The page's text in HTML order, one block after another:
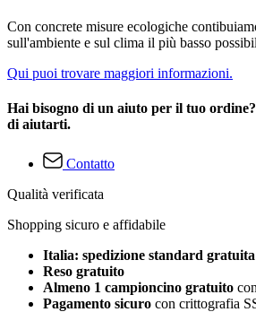
Con concrete misure ecologiche
sull'ambiente e sul clima il più basso
Qui puoi trovare maggiori informazioni.
Hai bisogno di un aiuto per il tuo
di aiutarti.
Contatto
Qualità verificata
Shopping sicuro e affidabile
Italia: spedizione standard gratuita
Reso gratuito
Almeno 1 campioncino gratuito
Pagamento sicuro con crittografia